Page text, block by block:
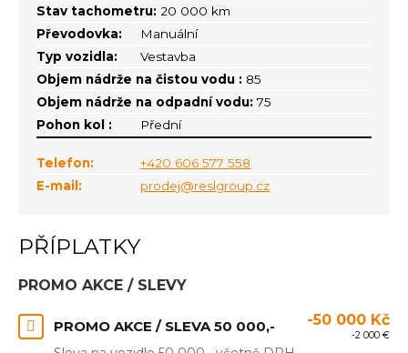
Stav tachometru: 20 000 km
Převodovka:
Manuální
Typ vozidla:
Vestavba
Objem nádrže na čistou vodu : 85
Objem nádrže na odpadní vodu: 75
Pohon kol :
Přední
Telefon:
+420 606 577 558
E-mail:
prodej@reslgroup.cz
PŘÍPLATKY
PROMO AKCE / SLEVY
PROMO AKCE / SLEVA 50 000,- -50 000 Kč
-2 000 €